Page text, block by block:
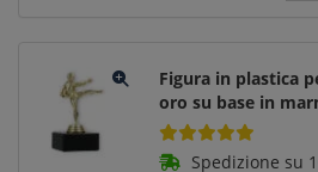
Figura in plastica
oro su base in
Spedizione su